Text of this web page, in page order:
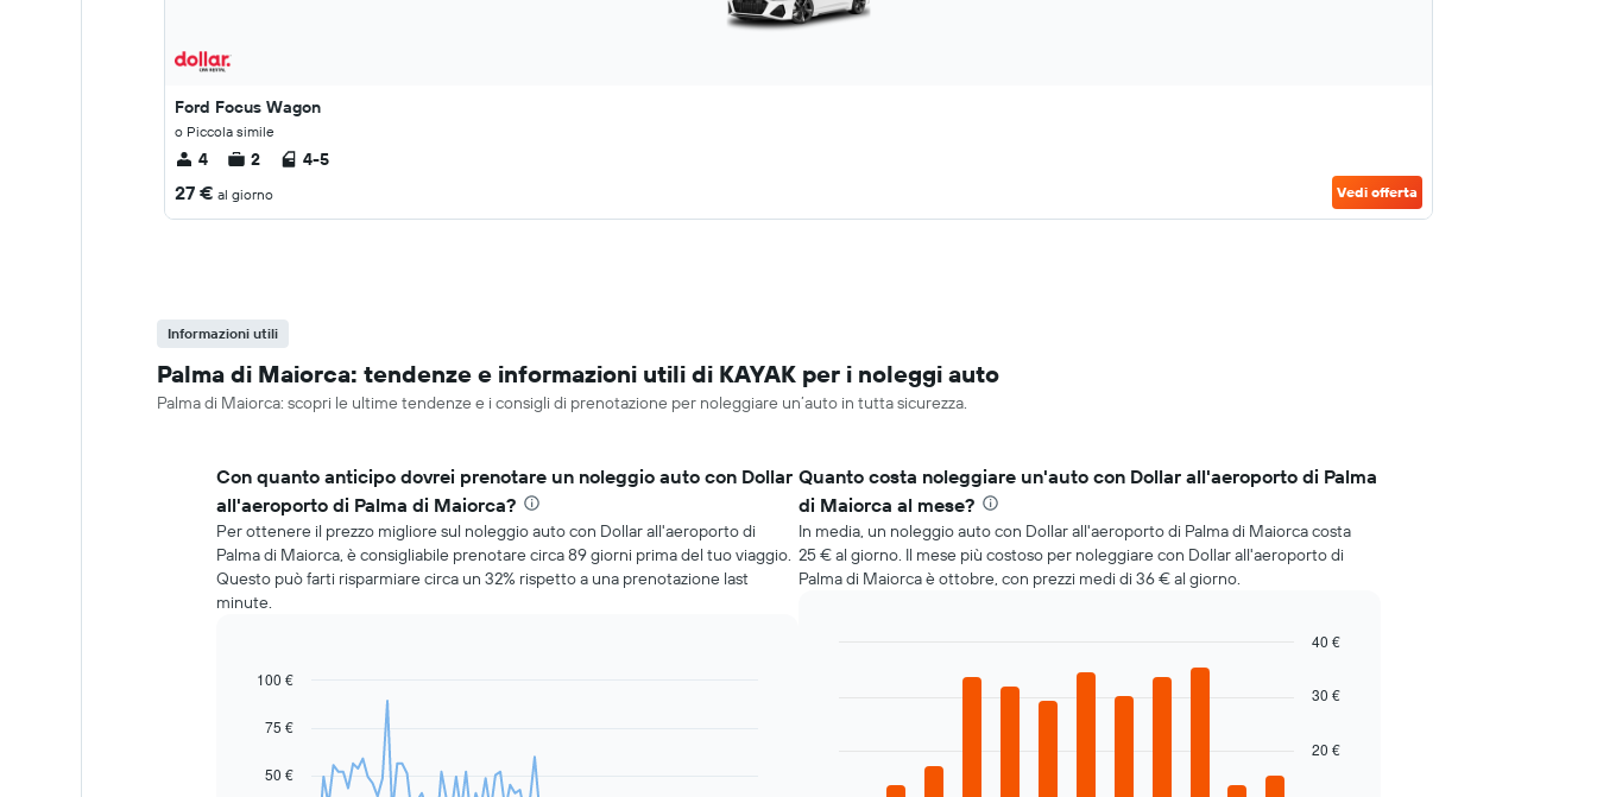
Ford Focus Wagon
o Piccola simile
4 2 4-5
27 € al giorno Vedi offerta
Informazioni utili
Palma di Maiorca: tendenze e informazioni utili di KAYAK per i noleggi auto
Palma di Maiorca: scopri le ultime tendenze e i consigli di prenotazione per noleggiare un’auto in tutta sicurezza.
Con quanto anticipo dovrei prenotare un noleggio auto con Dollar
all'aeroporto di Palma di Maiorca?
Per ottenere il prezzo migliore sul noleggio auto con Dollar all'aeroporto di
Palma di Maiorca, è consigliabile prenotare circa 89 giorni prima del tuo viaggio.
Questo può farti risparmiare circa un 32% rispetto a una prenotazione last
minute.
Line
points.
Chart
50 €
75 €
100 €
Quanto costa noleggiare un'auto con Dollar all'aeroporto di Palma
di Maiorca al mese?
In media, un noleggio auto con Dollar all'aeroporto di Palma di Maiorca costa
25 € al giorno. Il mese più costoso per noleggiare con Dollar all'aeroporto di
Palma di Maiorca è ottobre, con prezzi medi di 36 € al giorno.
20 €
30 €
40 €